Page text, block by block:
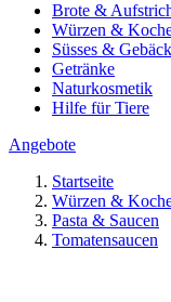
Brote &
Würzen &
Süsses & Gebäck
Getränke
Naturkosmetik
Hilfe für Tiere
Angebote
Startseite
Würzen &
Pasta & Saucen
Tomatensaucen